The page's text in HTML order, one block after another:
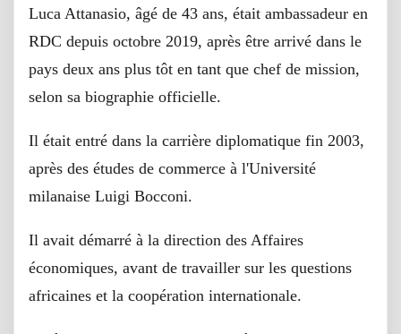
Luca Attanasio, âgé de 43 ans, était ambassadeur en
RDC depuis octobre 2019, après être arrivé dans le
pays deux ans plus tôt en tant que chef de mission,
selon sa biographie officielle.
Il était entré dans la carrière diplomatique fin 2003,
après des études de commerce à l'Université
milanaise Luigi Bocconi.
Il avait démarré à la direction des Affaires
économiques, avant de travailler sur les questions
africaines et la coopération internationale.